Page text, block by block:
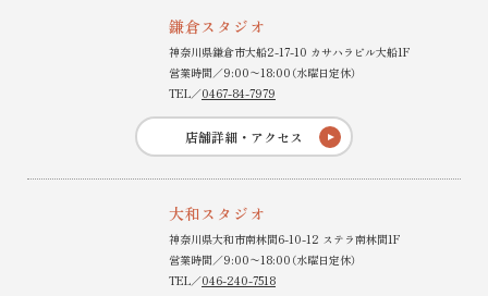
鎌倉スタジオ
神奈川県鎌倉市大船2-17-10 カサハラビル大船1F
営業時間／9:00〜18:00（水曜日定休）
TEL／0467-84-7979
店舗詳細・アクセス
大和スタジオ
神奈川県大和市南林間6-10-12 ステラ南林間1F
営業時間／9:00〜18:00（水曜日定休）
TEL／046-240-7518